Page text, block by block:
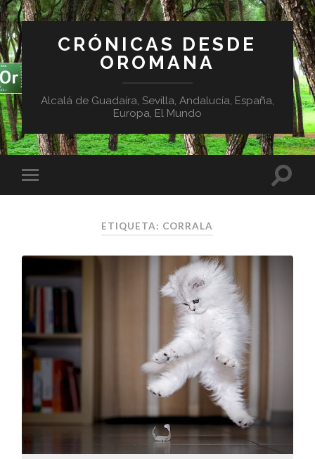
CRÓNICAS DESDE
OROMANA
Alcalá de Guadaíra, Sevilla, Andalucía, España,
Europa, El Mundo
ETIQUETA: CORRALA